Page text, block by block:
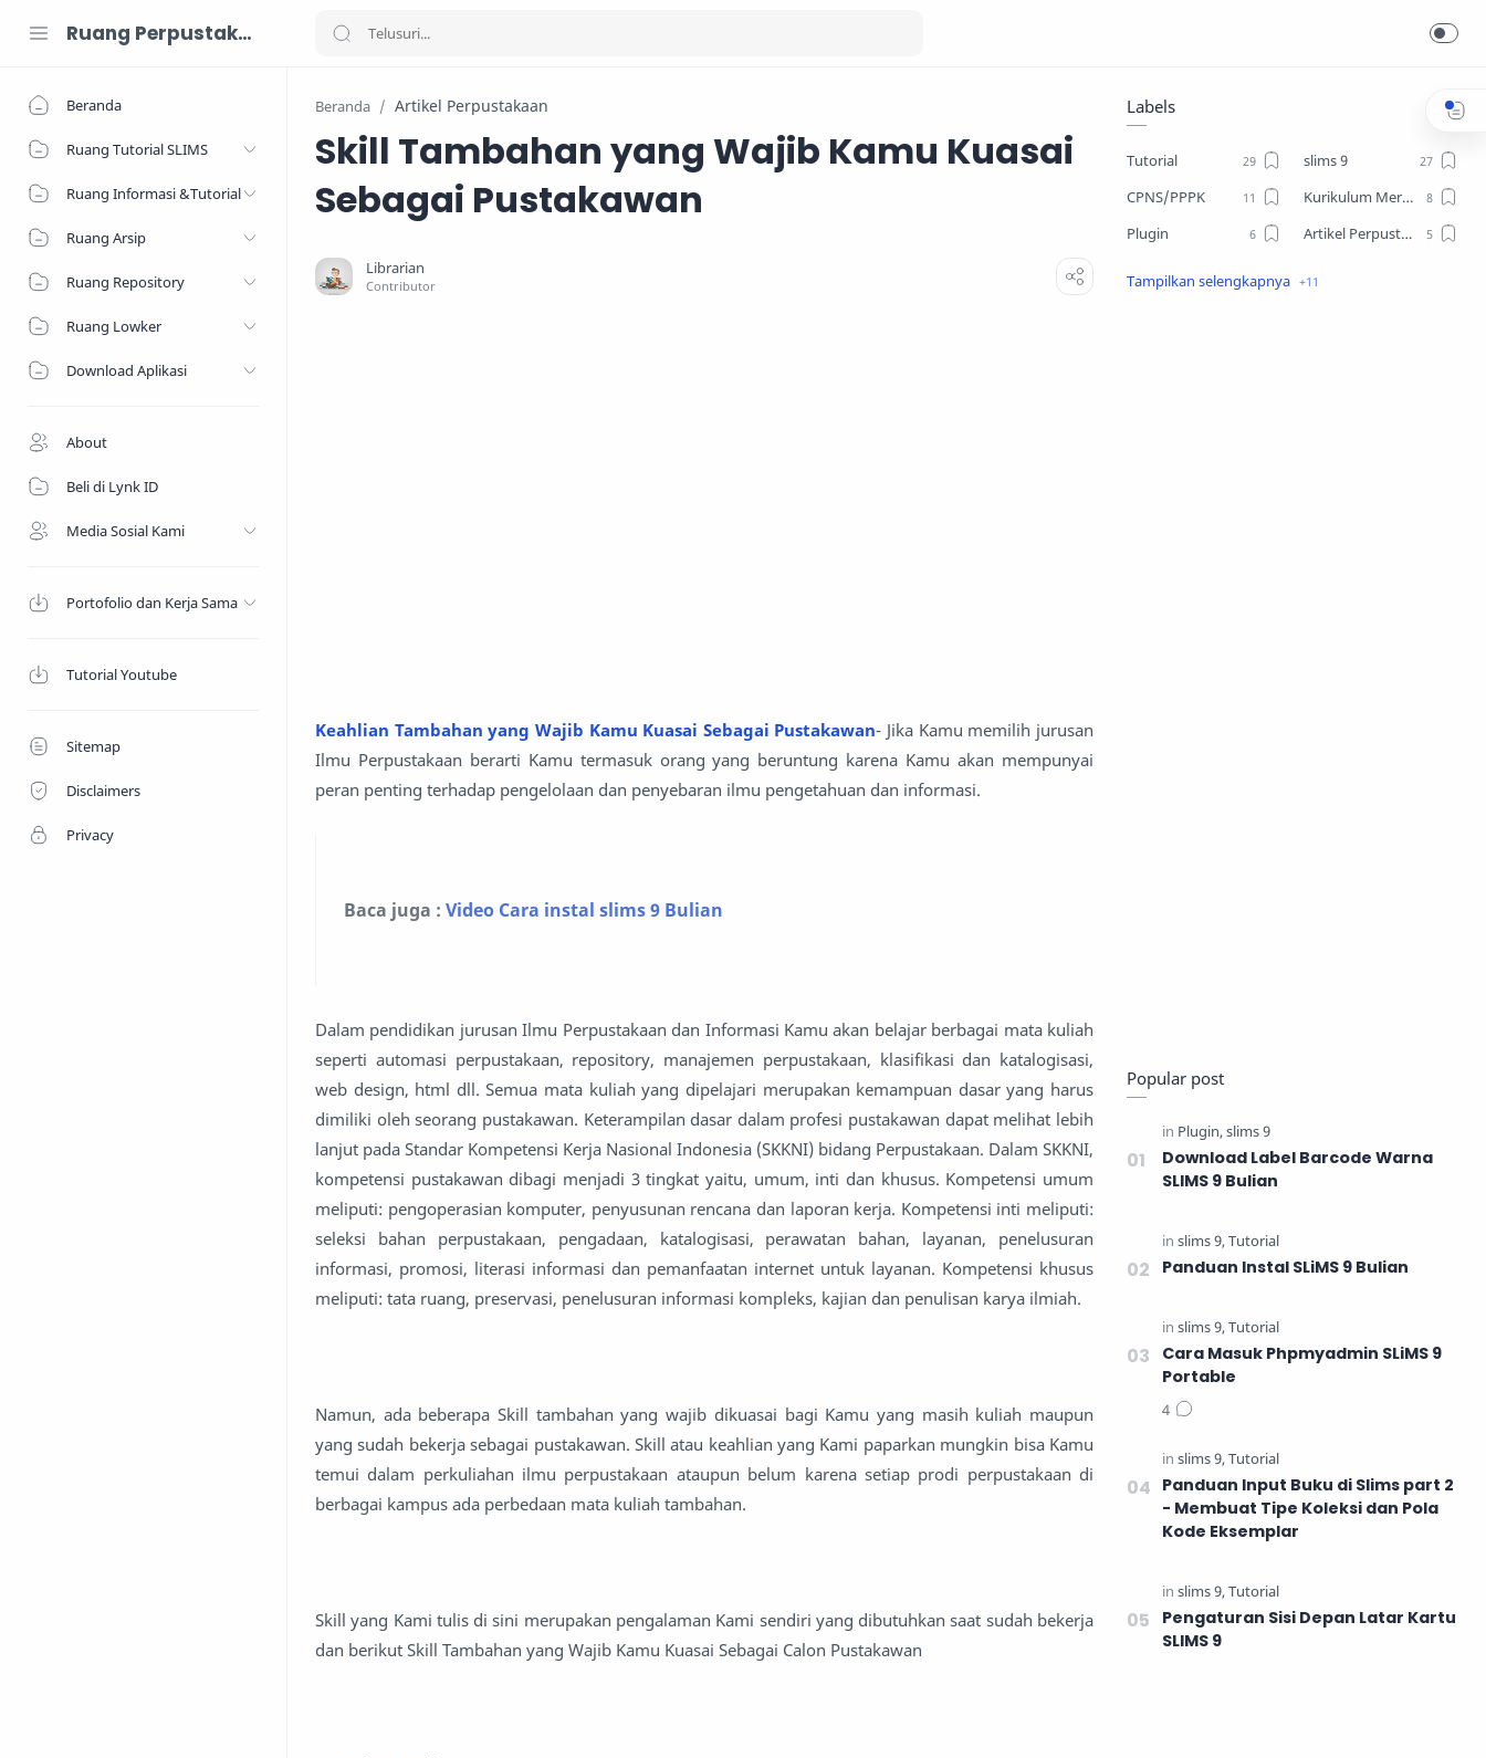
Ruang Perpustakaan
Beranda
Ruang Tutorial SLIMS
Ruang Informasi &Tutorial
Ruang Arsip
Ruang Repository
Ruang Lowker
Download Aplikasi
About
Beli di Lynk ID
Media Sosial Kami
Portofolio dan Kerja Sama
Tutorial Youtube
Sitemap
Disclaimers
Privacy
Beranda Artikel Perpustakaan
Skill Tambahan yang Wajib Kamu Kuasai
Sebagai Pustakawan
Keahlian Tambahan yang Wajib Kamu Kuasai Sebagai Pustakawan- Jika Kamu memilih jurusan
Ilmu Perpustakaan berarti Kamu termasuk orang yang beruntung karena Kamu akan mempunyai
peran penting terhadap pengelolaan dan penyebaran ilmu pengetahuan dan informasi.
Baca juga : Video Cara instal slims 9 Bulian
Dalam pendidikan jurusan Ilmu Perpustakaan dan Informasi Kamu akan belajar berbagai mata kuliah
seperti automasi perpustakaan, repository, manajemen perpustakaan, klasifikasi dan katalogisasi,
web design, html dll. Semua mata kuliah yang dipelajari merupakan kemampuan dasar yang harus
dimiliki oleh seorang pustakawan. Keterampilan dasar dalam profesi pustakawan dapat melihat lebih
lanjut pada Standar Kompetensi Kerja Nasional Indonesia (SKKNI) bidang Perpustakaan. Dalam SKKNI,
kompetensi pustakawan dibagi menjadi 3 tingkat yaitu, umum, inti dan khusus. Kompetensi umum
meliputi: pengoperasian komputer, penyusunan rencana dan laporan kerja. Kompetensi inti meliputi:
seleksi bahan perpustakaan, pengadaan, katalogisasi, perawatan bahan, layanan, penelusuran
informasi, promosi, literasi informasi dan pemanfaatan internet untuk layanan. Kompetensi khusus
meliputi: tata ruang, preservasi, penelusuran informasi kompleks, kajian dan penulisan karya ilmiah.
Namun, ada beberapa Skill tambahan yang wajib dikuasai bagi Kamu yang masih kuliah maupun
yang sudah bekerja sebagai pustakawan. Skill atau keahlian yang Kami paparkan mungkin bisa Kamu
temui dalam perkuliahan ilmu perpustakaan ataupun belum karena setiap prodi perpustakaan di
berbagai kampus ada perbedaan mata kuliah tambahan.
Skill yang Kami tulis di sini merupakan pengalaman Kami sendiri yang dibutuhkan saat sudah bekerja
dan berikut Skill Tambahan yang Wajib Kamu Kuasai Sebagai Calon Pustakawan
Labels
Tutorial
slims 9
CPNS/PPPK
Kurikulum Merdeka
Plugin
Artikel Perpustakaan
Popular post
Download Label Barcode Warna
SLIMS 9 Bulian
Panduan Instal SLiMS 9 Bulian
Cara Masuk Phpmyadmin SLiMS 9
Portable
Panduan Input Buku di Slims part 2
- Membuat Tipe Koleksi dan Pola
Kode Eksemplar
Pengaturan Sisi Depan Latar Kartu
SLIMS 9